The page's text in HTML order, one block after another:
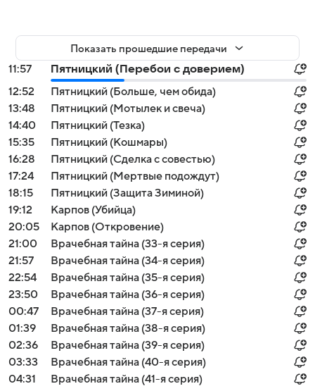
Показать прошедшие передачи
11:57
Пятницкий (Перебои с доверием)
12:52
Пятницкий (Больше, чем обида)
13:48
Пятницкий (Мотылек и свеча)
14:40
Пятницкий (Тезка)
15:35
Пятницкий (Кошмары)
16:28
Пятницкий (Сделка с совестью)
17:24
Пятницкий (Мертвые подождут)
18:15
Пятницкий (Защита Зиминой)
19:12
Карпов (Убийца)
20:05
Карпов (Откровение)
21:00
Врачебная тайна (33-я серия)
21:57
Врачебная тайна (34-я серия)
22:54
Врачебная тайна (35-я серия)
23:50
Врачебная тайна (36-я серия)
00:47
Врачебная тайна (37-я серия)
01:39
Врачебная тайна (38-я серия)
02:36
Врачебная тайна (39-я серия)
03:33
Врачебная тайна (40-я серия)
04:31
Врачебная тайна (41-я серия)